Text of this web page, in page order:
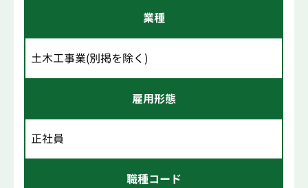
業種
土木工事業(別掲を除く)
雇用形態
正社員
職種コード